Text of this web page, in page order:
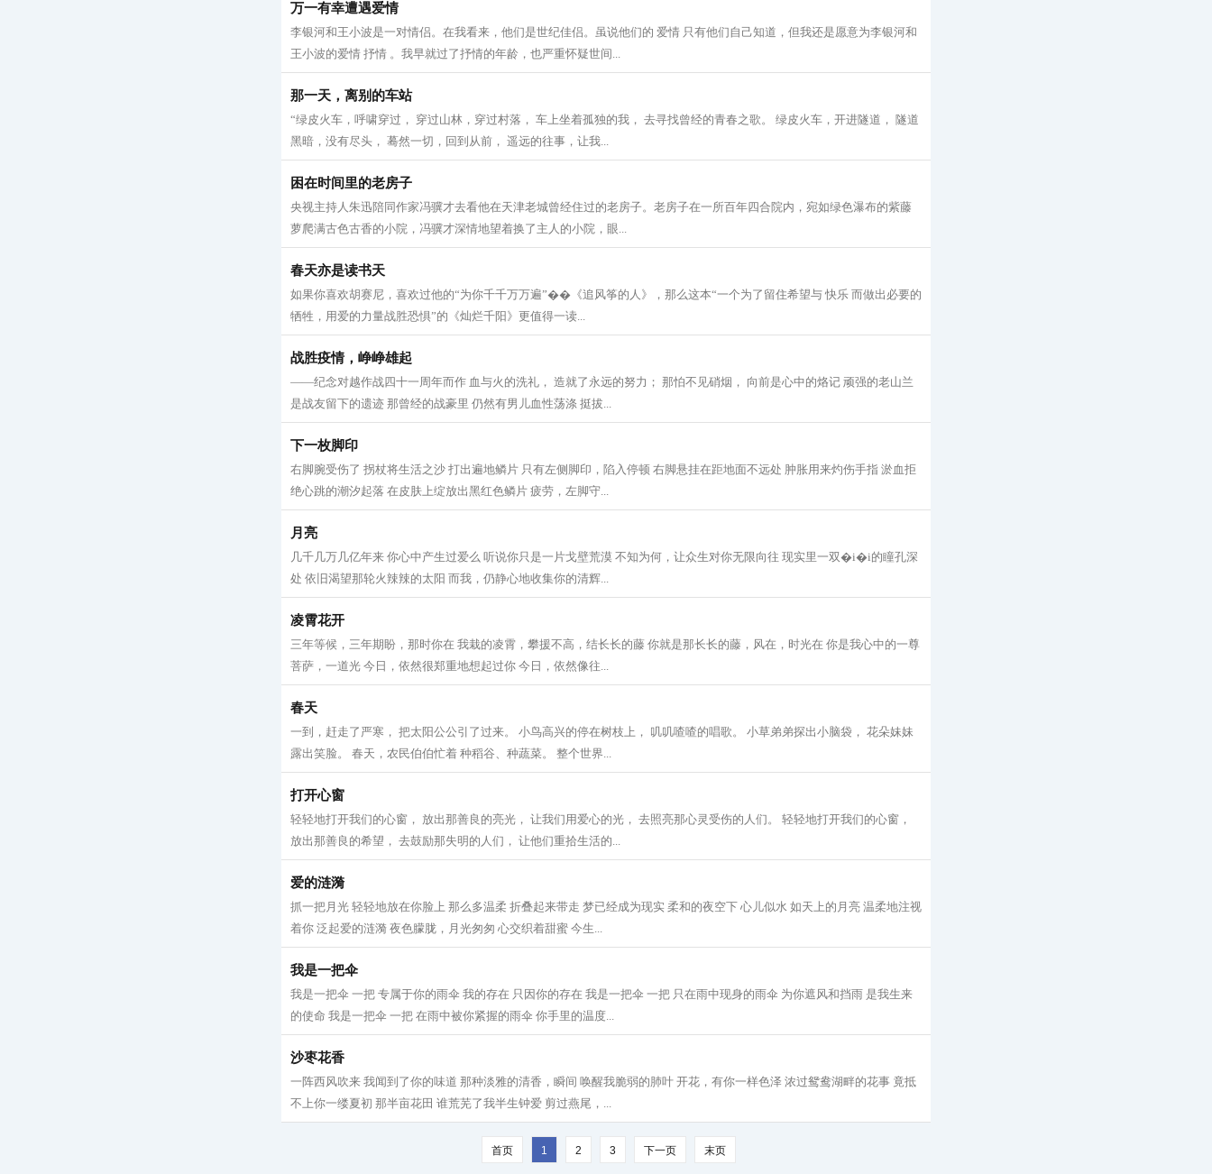
万一有幸遭遇爱情
李银河和王小波是一对情侣。在我看来，他们是世纪佳侣。虽说他们的 爱情 只有他们自己知道，但我还是愿意为李银河和
王小波的爱情 抒情 。我早就过了抒情的年龄，也严重怀疑世间...
那一天，离别的车站
“绿皮火车，呼啸穿过， 穿过山林，穿过村落， 车上坐着孤独的我， 去寻找曾经的青春之歌。 绿皮火车，开进隧道， 隧道
黑暗，没有尽头， 蓦然一切，回到从前， 遥远的往事，让我...
困在时间里的老房子
央视主持人朱迅陪同作家冯骥才去看他在天津老城曾经住过的老房子。老房子在一所百年四合院内，宛如绿色瀑布的紫藤
萝爬满古色古香的小院，冯骥才深情地望着换了主人的小院，眼...
春天亦是读书天
如果你喜欢胡赛尼，喜欢过他的“为你千千万万遍”��《追风筝的人》，那么这本“一个为了留住希望与 快乐 而做出必要的
牺牲，用爱的力量战胜恐惧”的《灿烂千阳》更值得一读...
战胜疫情，峥峥雄起
——纪念对越作战四十一周年而作 血与火的洗礼， 造就了永远的努力； 那怕不见硝烟， 向前是心中的烙记 顽强的老山兰
是战友留下的遗迹 那曾经的战豪里 仍然有男儿血性荡涤 挺拔...
下一枚脚印
右脚腕受伤了 拐杖将生活之沙 打出遍地鳞片 只有左侧脚印，陷入停顿 右脚悬挂在距地面不远处 肿胀用来灼伤手指 淤血拒
绝心跳的潮汐起落 在皮肤上绽放出黑红色鳞片 疲劳，左脚守...
月亮
几千几万几亿年来 你心中产生过爱么 听说你只是一片戈壁荒漠 不知为何，让众生对你无限向往 现实里一双�i�i的瞳孔深
处 依旧渴望那轮火辣辣的太阳 而我，仍静心地收集你的清辉...
凌霄花开
三年等候，三年期盼，那时你在 我栽的凌霄，攀援不高，结长长的藤 你就是那长长的藤，风在，时光在 你是我心中的一尊
菩萨，一道光 今日，依然很郑重地想起过你 今日，依然像往...
春天
一到，赶走了严寒， 把太阳公公引了过来。 小鸟高兴的停在树枝上， 叽叽喳喳的唱歌。 小草弟弟探出小脑袋， 花朵妹妹
露出笑脸。 春天，农民伯伯忙着 种稻谷、种蔬菜。 整个世界...
打开心窗
轻轻地打开我们的心窗， 放出那善良的亮光， 让我们用爱心的光， 去照亮那心灵受伤的人们。 轻轻地打开我们的心窗，
放出那善良的希望， 去鼓励那失明的人们， 让他们重拾生活的...
爱的涟漪
抓一把月光 轻轻地放在你脸上 那么多温柔 折叠起来带走 梦已经成为现实 柔和的夜空下 心儿似水 如天上的月亮 温柔地注视
着你 泛起爱的涟漪 夜色朦胧，月光匆匆 心交织着甜蜜 今生...
我是一把伞
我是一把伞 一把 专属于你的雨伞 我的存在 只因你的存在 我是一把伞 一把 只在雨中现身的雨伞 为你遮风和挡雨 是我生来
的使命 我是一把伞 一把 在雨中被你紧握的雨伞 你手里的温度...
沙枣花香
一阵西风吹来 我闻到了你的味道 那种淡雅的清香，瞬间 唤醒我脆弱的肺叶 开花，有你一样色泽 浓过鸳鸯湖畔的花事 竟抵
不上你一缕夏初 那半亩花田 谁荒芜了我半生钟爱 剪过燕尾，...
首页 1 2 3 下一页 末页